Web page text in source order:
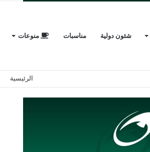
شئون دولية مناسبات منوعات
الرئيسية